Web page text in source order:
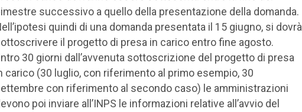
successivo a quello della presentazione della domanda.
quindi di una domanda presentata il 15 giugno, si dovrà
il progetto di presa in carico entro fine agosto.
30 giorni dall’avvenuta sottoscrizione del progetto di presa
carico (30 luglio, con riferimento al primo esempio, 30
con riferimento al secondo caso) le amministrazioni
poi inviare all’INPS le informazioni relative all’avvio del